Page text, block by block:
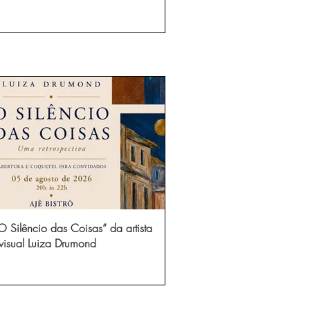
por ano pelas vias de Timóteo
Silêncio das Coisas” da artista
Luiza Drumond